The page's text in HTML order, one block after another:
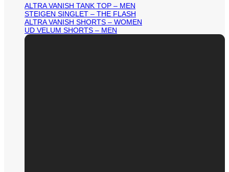
ALTRA VANISH TANK TOP – MEN
STEIGEN SINGLET – THE FLASH
ALTRA VANISH SHORTS – WOMEN
UD VELUM SHORTS – MEN